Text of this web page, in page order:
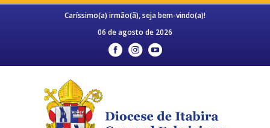
Caríssimo(a) irmão(ã), seja bem-vindo(a)!
06 de agosto de 2026